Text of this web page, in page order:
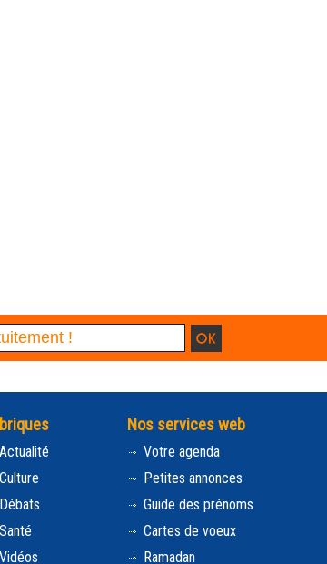
Nos services web
Votre agenda
Petites annonces
Guide des prénoms
Cartes de voeux
Ramadan